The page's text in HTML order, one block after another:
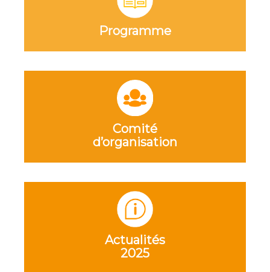
Programme
Comité
d’organisation
Actualités
2025